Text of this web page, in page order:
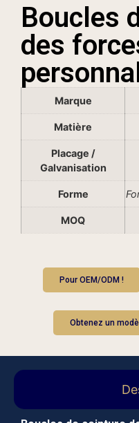
Boucles
des
Marque
Matière
Placage /
Galvanisation
Forme
MOQ
Pour OEM/ODM !
Obtenez un